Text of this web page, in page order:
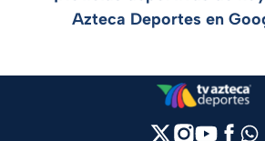
Azteca Deportes en